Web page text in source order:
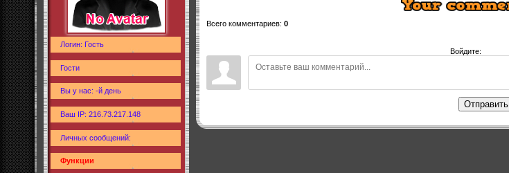
Логин: Гость
Гости
Вы у нас: -й день
Ваш IP: 216.73.217.148
Личных сообщений:
Функции
Всего комментариев: 0
Войдите:
Отправить